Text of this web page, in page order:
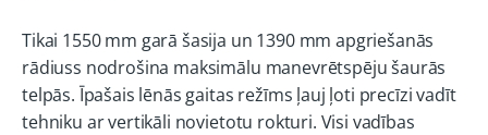
Tikai 1550 mm garā šasija un 1390 mm apgriešanās
rādiuss nodrošina maksimālu manevrētspēju šaurās
telpās. Īpašais lēnās gaitas režīms ļauj ļoti precīzi vadīt
tehniku ar vertikāli novietotu rokturi. Visi vadības